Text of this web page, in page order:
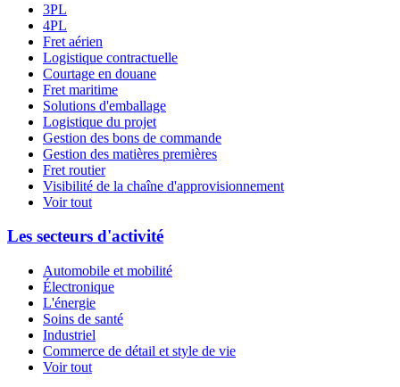
3PL
4PL
Fret aérien
Logistique contractuelle
Courtage en douane
Fret maritime
Solutions d'emballage
Logistique du projet
Gestion des bons de commande
Gestion des matières premières
Fret routier
Visibilité de la chaîne d'approvisionnement
Voir tout
Les secteurs d'activité
Automobile et mobilité
Électronique
L'énergie
Soins de santé
Industriel
Commerce de détail et style de vie
Voir tout